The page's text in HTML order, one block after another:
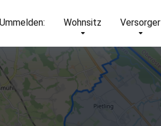
Ummelden: Wohnsitz Versorger